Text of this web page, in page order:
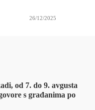
26/12/2025
od 7. do 9. avgusta
s građanima po